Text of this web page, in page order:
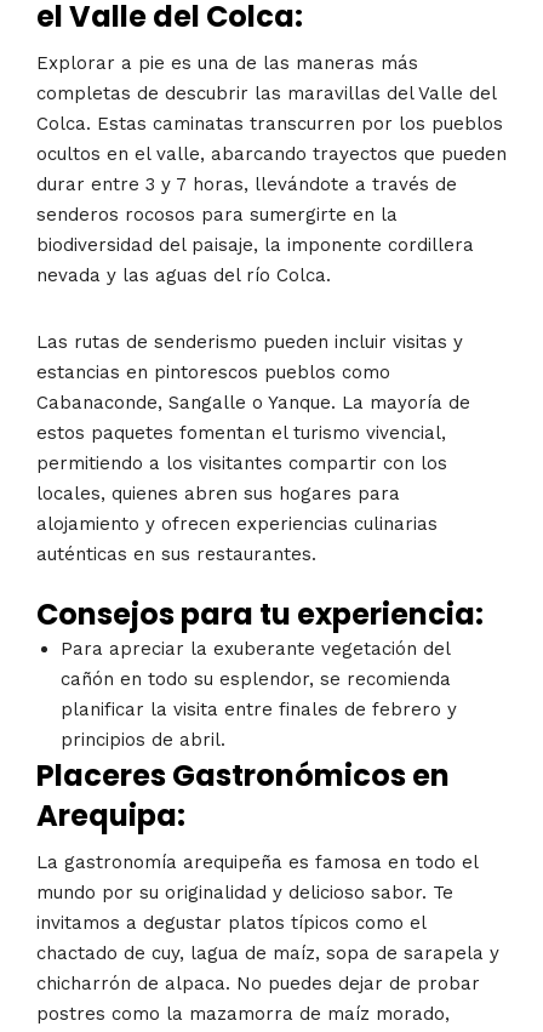
el Valle del Colca:
Explorar a pie es una de las maneras más
completas de descubrir las maravillas del Valle del
Colca. Estas caminatas transcurren por los pueblos
ocultos en el valle, abarcando trayectos que pueden
durar entre 3 y 7 horas, llevándote a través de
senderos rocosos para sumergirte en la
biodiversidad del paisaje, la imponente cordillera
nevada y las aguas del río Colca.
Las rutas de senderismo pueden incluir visitas y
estancias en pintorescos pueblos como
Cabanaconde, Sangalle o Yanque. La mayoría de
estos paquetes fomentan el turismo vivencial,
permitiendo a los visitantes compartir con los
locales, quienes abren sus hogares para
alojamiento y ofrecen experiencias culinarias
auténticas en sus restaurantes.
Consejos para tu experiencia:
Para apreciar la exuberante vegetación del
cañón en todo su esplendor, se recomienda
planificar la visita entre finales de febrero y
principios de abril.
Placeres Gastronómicos en
Arequipa:
La gastronomía arequipeña es famosa en todo el
mundo por su originalidad y delicioso sabor. Te
invitamos a degustar platos típicos como el
chactado de cuy, lagua de maíz, sopa de sarapela y
chicharrón de alpaca. No puedes dejar de probar
postres como la mazamorra de maíz morado,